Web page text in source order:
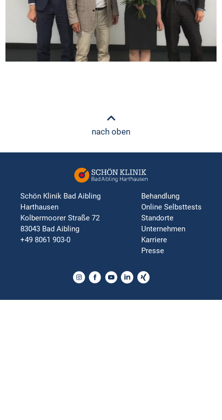
nach oben
Schön Klinik Bad Aibling
Harthausen
Kolbermoorer Straße 72
83043 Bad Aibling
+49 8061 903-0
Behandlung
Online Selbsttests
Standorte
Unternehmen
Karriere
Presse